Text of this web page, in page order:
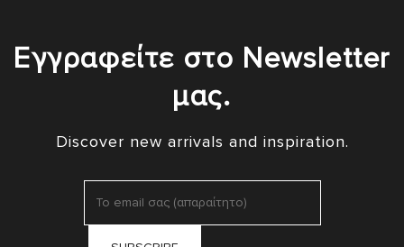
Εγγραφείτε στο Newsletter
μας.
Discover new arrivals and inspiration.